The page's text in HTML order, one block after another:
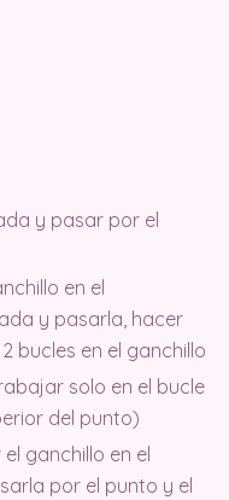
y pasar por el
en el
y pasarla, hacer
bucles en el ganchillo
solo en el bucle
del punto)
ganchillo en el
por el punto y el